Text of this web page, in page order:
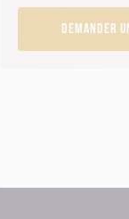
Demander